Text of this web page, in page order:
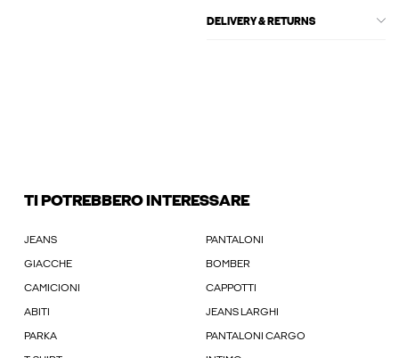
DELIVERY & RETURNS
TI POTREBBERO INTERESSARE
JEANS PANTALONI
GIACCHE BOMBER
CAMICIONI CAPPOTTI
ABITI JEANS LARGHI
PARKA PANTALONI CARGO